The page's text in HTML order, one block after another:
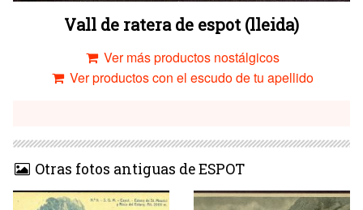
Vall de ratera de espot (lleida)
Ver más productos nostálgicos
Ver productos con el escudo de tu apellido
Otras fotos antiguas de ESPOT